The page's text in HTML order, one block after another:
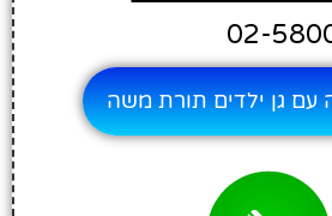
גן ילדים תורת משה